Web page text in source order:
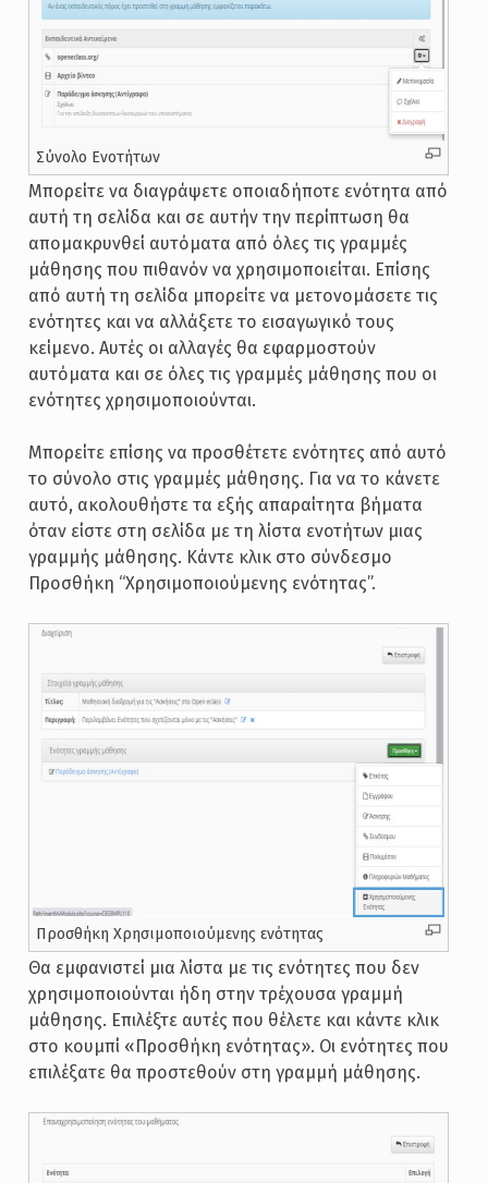
Σύνολο Ενοτήτων
Μπορείτε να διαγράψετε οποιαδήποτε ενότητα από
αυτή τη σελίδα και σε αυτήν την περίπτωση θα
απομακρυνθεί αυτόματα από όλες τις γραμμές
μάθησης που πιθανόν να χρησιμοποιείται. Επίσης
από αυτή τη σελίδα μπορείτε να μετονομάσετε τις
ενότητες και να αλλάξετε το εισαγωγικό τους
κείμενο. Αυτές οι αλλαγές θα εφαρμοστούν
αυτόματα και σε όλες τις γραμμές μάθησης που οι
ενότητες χρησιμοποιούνται.
Μπορείτε επίσης να προσθέτετε ενότητες από αυτό
το σύνολο στις γραμμές μάθησης. Για να το κάνετε
αυτό, ακολουθήστε τα εξής απαραίτητα βήματα
όταν είστε στη σελίδα με τη λίστα ενοτήτων μιας
γραμμής μάθησης. Κάντε κλικ στο σύνδεσμο
Προσθήκη “Χρησιμοποιούμενης ενότητας”.
Προσθήκη Χρησιμοποιούμενης ενότητας
Θα εμφανιστεί μια λίστα με τις ενότητες που δεν
χρησιμοποιούνται ήδη στην τρέχουσα γραμμή
μάθησης. Επιλέξτε αυτές που θέλετε και κάντε κλικ
στο κουμπί «Προσθήκη ενότητας». Οι ενότητες που
επιλέξατε θα προστεθούν στη γραμμή μάθησης.